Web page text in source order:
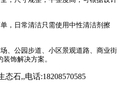
，日常清洁只需使用中性清洁剂擦
、公园步道、小区景观道路、商业街
饰解决方案。
石,,电话:18208570585